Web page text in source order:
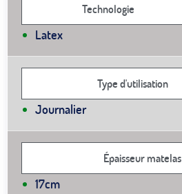
Technologie
Latex
Type d'utilisation
Journalier
Épaisseur matelas
17cm